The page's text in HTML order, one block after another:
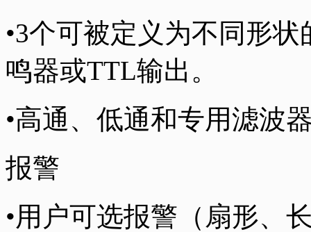
•3个可被定义为不同形
鸣器或TTL输出。
•高通、低通和专用滤波
报警
•用户可选报警（扇形、